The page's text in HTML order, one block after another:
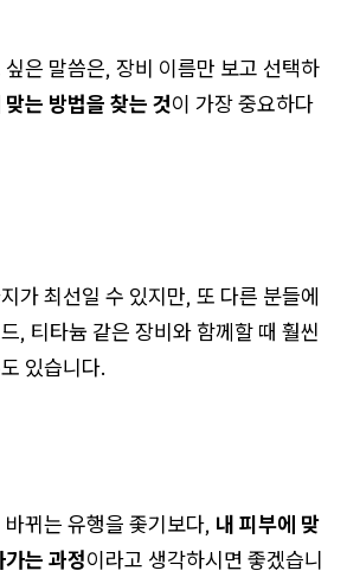
은 말씀은, 장비 이름만 보고 선택하
는 방법을 찾는 것이 가장 중요하다
가 최선일 수 있지만, 또 다른 분들에
, 티타늄 같은 장비와 함께할 때 훨씬
있습니다.
뀌는 유행을 좇기보다, 내 피부에 맞
는 과정이라고 생각하시면 좋겠습니